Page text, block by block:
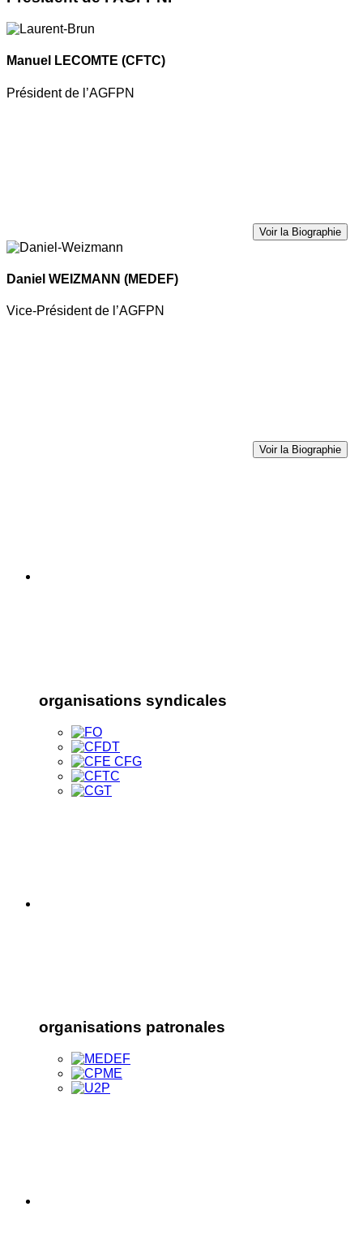
Manuel LECOMTE (CFTC)
Président de l’AGFPN
Voir la Biographie
Daniel WEIZMANN (MEDEF)
Vice-Président de l’AGFPN
Voir la Biographie
organisations syndicales
organisations patronales